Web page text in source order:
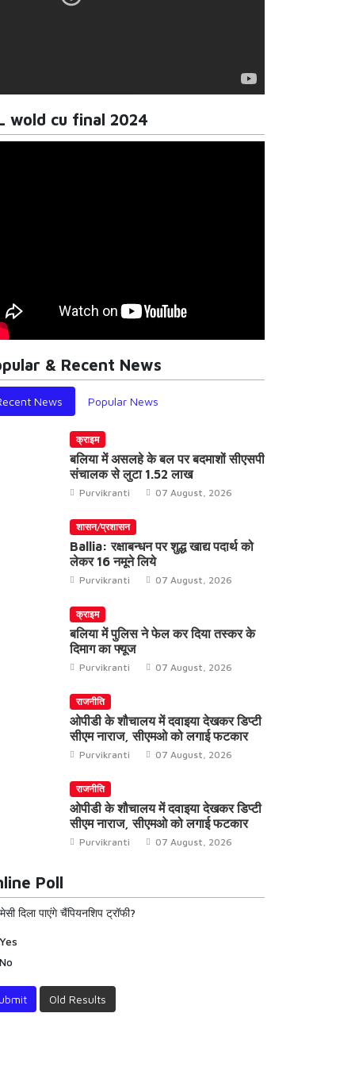
wold cu final 2024
& Recent News
News Popular News
क्राइम
बलिया में असलहे के बल पर बदमाशों सीएसपी
संचालक से लुटा 1.52 लाख
Purvikranti 07 August, 2026
शासन/प्रशासन
Ballia: रक्षाबन्धन पर शुद्ध खाद्य पदार्थ को
लेकर 16 नमूने लिये
Purvikranti 07 August, 2026
क्राइम
बलिया में पुलिस ने फेल कर दिया तस्कर के
दिमाग का फ्यूज
Purvikranti 07 August, 2026
राजनीति
ओपीडी के शौचालय में दवाइया देखकर डिप्टी
सीएम नाराज, सीएमओ को लगाई फटकार
Purvikranti 07 August, 2026
राजनीति
ओपीडी के शौचालय में दवाइया देखकर डिप्टी
सीएम नाराज, सीएमओ को लगाई फटकार
Purvikranti 07 August, 2026
Poll
दिला पाएंगे चैंपियनशिप ट्रॉफी?
Yes
No
Old Results